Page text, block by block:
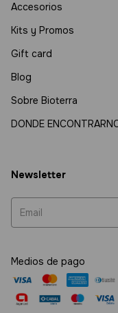
Accesorios
Kits y Promos
Gift card
Blog
Sobre Bioterra
DONDE
Newsletter
Medios de pago